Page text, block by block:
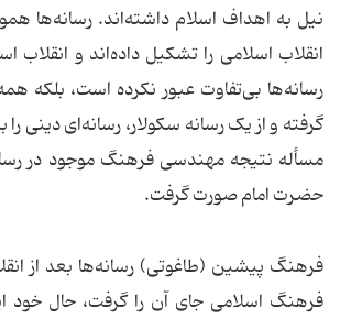
نیل به اهداف اسلام داشته‌اند. رسانه‌ها
انقلاب اسلامی را تشکیل داده‌اند و انقلاب
رسانه‌ها بی‌تفاوت عبور نکرده است، بلکه
گرفته و از یک رسانه سکولار، رسانه‌ای دینی
مسأله نتیجه مهندسی فرهنگ موجود در
حضرت امام صورت گرفت.
فرهنگ پیشین (طاغوتی) رسانه‌ها بعد از
فرهنگ اسلامی جای آن را گرفت، حال خود